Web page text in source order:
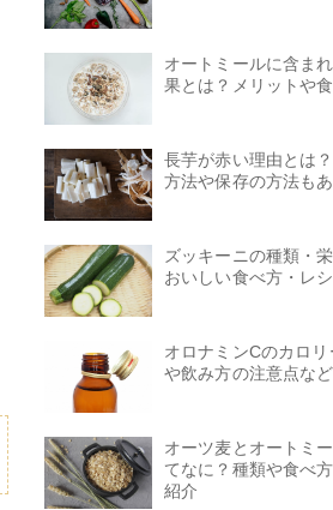
オートミールに含ま
果とは？メリットや
長芋が赤い理由とは
方法や保存の方法も
ズッキーニの種類・
おいしい食べ方・レ
オロナミンCのカロ
や飲み方の注意点な
オーツ麦とオートミ
てなに？種類や食べ
紹介